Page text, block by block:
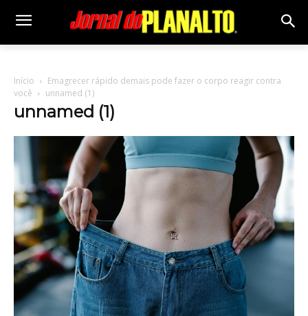
Início
Emagrecer rápido demais pode fazer o corpo reagir contra
você
unnamed (1)
unnamed (1)